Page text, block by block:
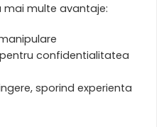
multe avantaje:
confidentialitatea
sporind experienta